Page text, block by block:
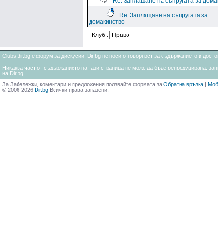
Re: Заплащане на съпругата за
домакинство
Клуб :
Clubs.dir.bg е форум за дискусии. Dir.bg не носи отговорност за съдържанието и
Никаква част от съдържанието на тази страница не може да бъде репродуцирана,
на Dir.bg
За Забележки, коментари и предложения ползвайте формата за Обратна връзка |
© 2006-2026 Dir.bg Всички права запазени.